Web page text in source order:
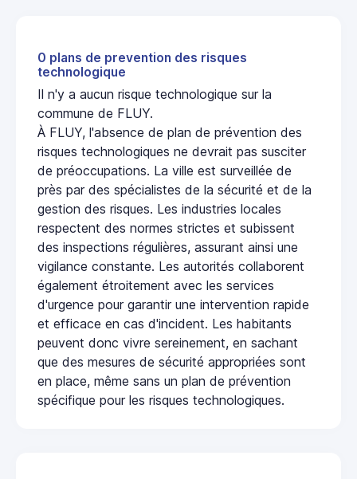
0 plans de prevention des risques
technologique
Il n'y a aucun risque technologique sur la
commune de FLUY.
À FLUY, l'absence de plan de prévention des
risques technologiques ne devrait pas susciter
de préoccupations. La ville est surveillée de
près par des spécialistes de la sécurité et de la
gestion des risques. Les industries locales
respectent des normes strictes et subissent
des inspections régulières, assurant ainsi une
vigilance constante. Les autorités collaborent
également étroitement avec les services
d'urgence pour garantir une intervention rapide
et efficace en cas d'incident. Les habitants
peuvent donc vivre sereinement, en sachant
que des mesures de sécurité appropriées sont
en place, même sans un plan de prévention
spécifique pour les risques technologiques.